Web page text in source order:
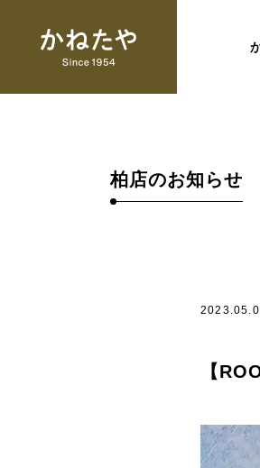
柏店のお知らせ
【